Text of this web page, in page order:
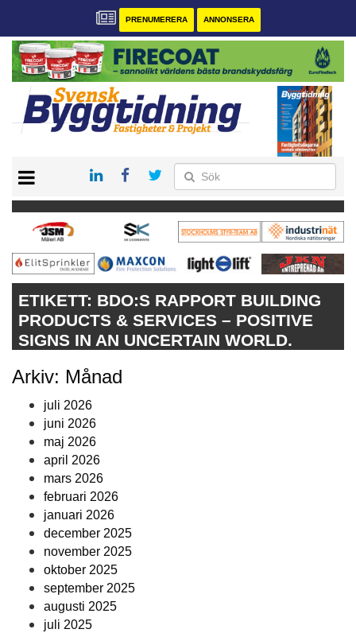
PRENUMERERA ANNONSERA
PRENUMERERA
VÅRA ANDRA MAGASIN
ANNONSERA
KONTAKT
ETIKETT: BDO:S RAPPORT BUILDING
PRODUCTS & SERVICES – POSITIVE
SIGNS IN AN UNCERTAIN WORLD.
Arkiv: Månad
juli 2026
juni 2026
maj 2026
april 2026
mars 2026
februari 2026
januari 2026
december 2025
november 2025
oktober 2025
september 2025
augusti 2025
juli 2025